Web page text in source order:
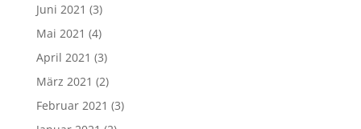
Juni 2021 (3)
Mai 2021 (4)
April 2021 (3)
März 2021 (2)
Februar 2021 (3)